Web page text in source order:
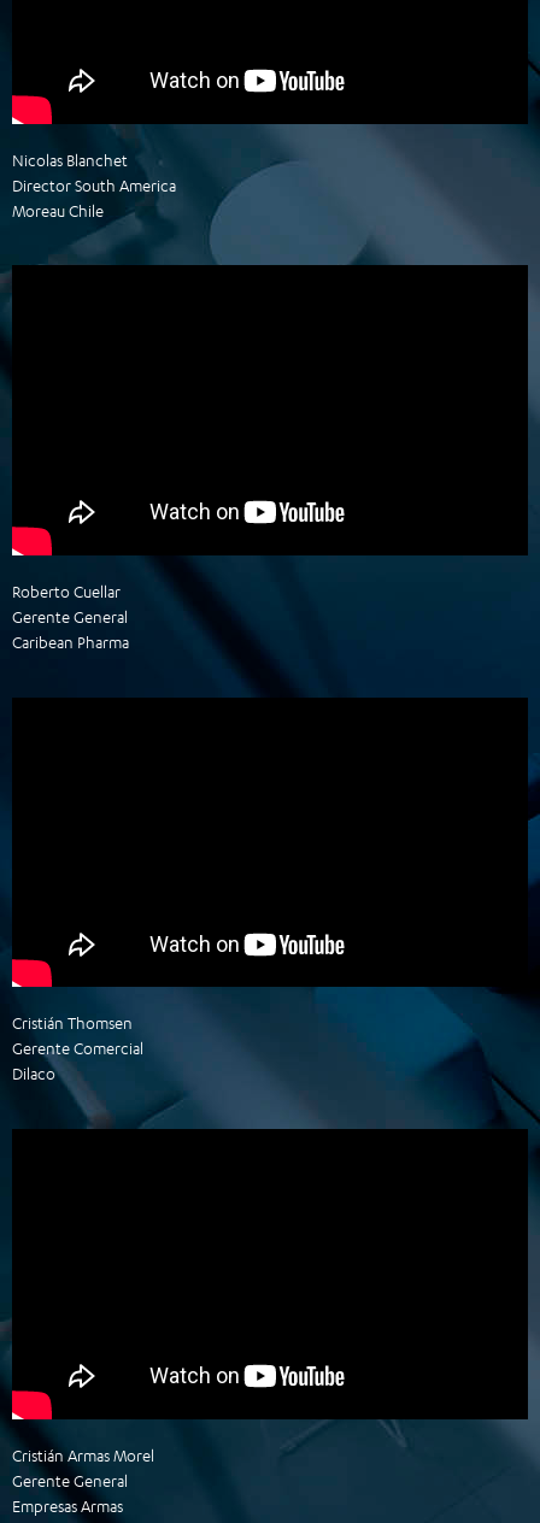
Nicolas Blanchet
Director South America
Moreau Chile
Roberto Cuellar
Gerente General
Caribean Pharma
Cristián Thomsen
Gerente Comercial
Dilaco
Cristián Armas Morel
Gerente General
Empresas Armas